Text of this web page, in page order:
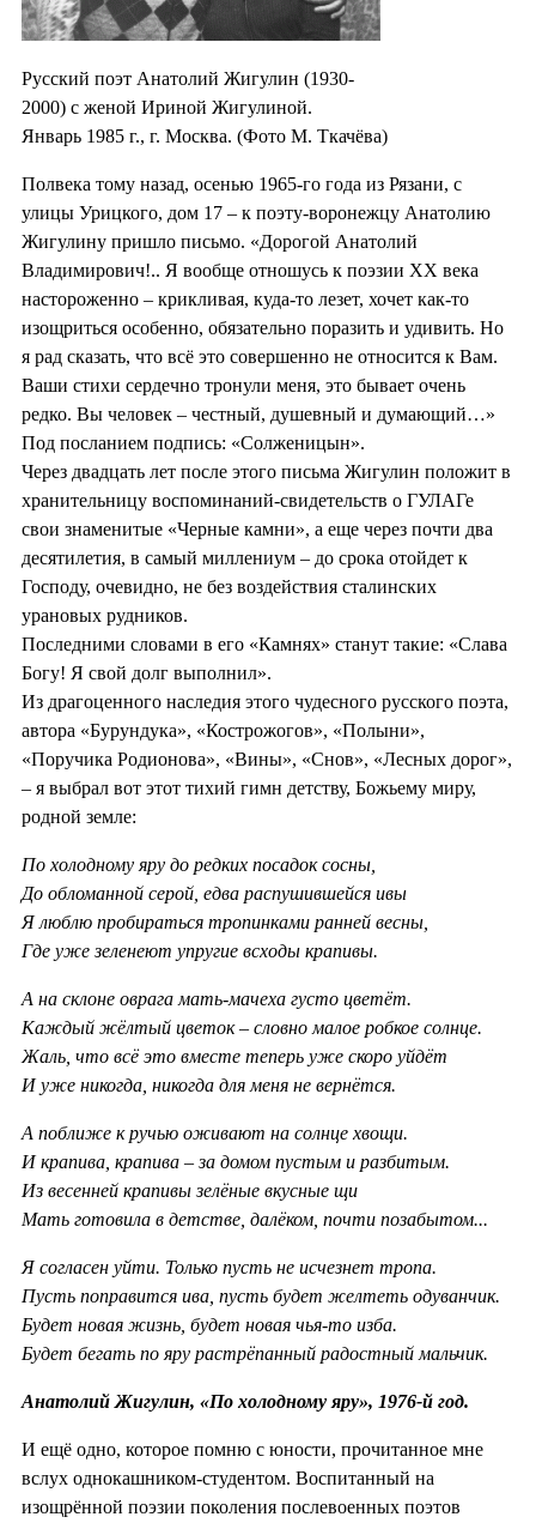
Русский поэт Анатолий Жигулин (1930-
2000) с женой Ириной Жигулиной.
Январь 1985 г., г. Москва. (Фото М. Ткачёва)
Полвека тому назад, осенью 1965-го года из Рязани, с
улицы Урицкого, дом 17 – к поэту-воронежцу Анатолию
Жигулину пришло письмо. «Дорогой Анатолий
Владимирович!.. Я вообще отношусь к поэзии XX века
настороженно – крикливая, куда-то лезет, хочет как-то
изощриться особенно, обязательно поразить и удивить. Но
я рад сказать, что всё это совершенно не относится к Вам.
Ваши стихи сердечно тронули меня, это бывает очень
редко. Вы человек – честный, душевный и думающий…»
Под посланием подпись: «Солженицын».
Через двадцать лет после этого письма Жигулин положит в
хранительницу воспоминаний-свидетельств о ГУЛАГе
свои знаменитые «Черные камни», а еще через почти два
десятилетия, в самый миллениум – до срока отойдет к
Господу, очевидно, не без воздействия сталинских
урановых рудников.
Последними словами в его «Камнях» станут такие: «Слава
Богу! Я свой долг выполнил».
Из драгоценного наследия этого чудесного русского поэта,
автора «Бурундука», «Кострожогов», «Полыни»,
«Поручика Родионова», «Вины», «Снов», «Лесных дорог»,
– я выбрал вот этот тихий гимн детству, Божьему миру,
родной земле:
По холодному яру до редких посадок сосны,
До обломанной серой, едва распушившейся ивы
Я люблю пробираться тропинками ранней весны,
Где уже зеленеют упругие всходы крапивы.
А на склоне оврага мать-мачеха густо цветёт.
Каждый жёлтый цветок – словно малое робкое солнце.
Жаль, что всё это вместе теперь уже скоро уйдёт
И уже никогда, никогда для меня не вернётся.
А поближе к ручью оживают на солнце хвощи.
И крапива, крапива – за домом пустым и разбитым.
Из весенней крапивы зелёные вкусные щи
Мать готовила в детстве, далёком, почти позабытом...
Я согласен уйти. Только пусть не исчезнет тропа.
Пусть поправится ива, пусть будет желтеть одуванчик.
Будет новая жизнь, будет новая чья-то изба.
Будет бегать по яру растрёпанный радостный мальчик.
Анатолий Жигулин, «По холодному яру», 1976-й год.
И ещё одно, которое помню с юности, прочитанное мне
вслух однокашником-студентом. Воспитанный на
изощрённой поэзии поколения послевоенных поэтов